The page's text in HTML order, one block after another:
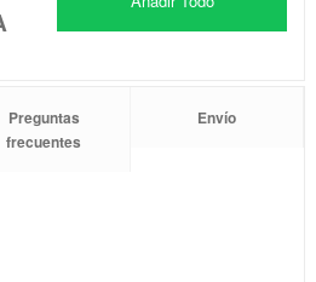
Preguntas
frecuentes
Envío